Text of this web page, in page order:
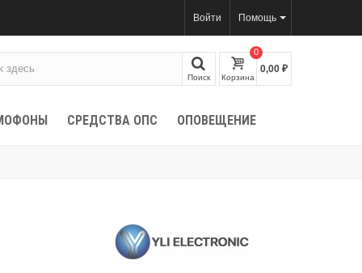
Помощь
Войти
Поиск Корзина
0
0,00 ₽
СРЕДСТВА ОПС ОПОВЕЩЕНИЕ